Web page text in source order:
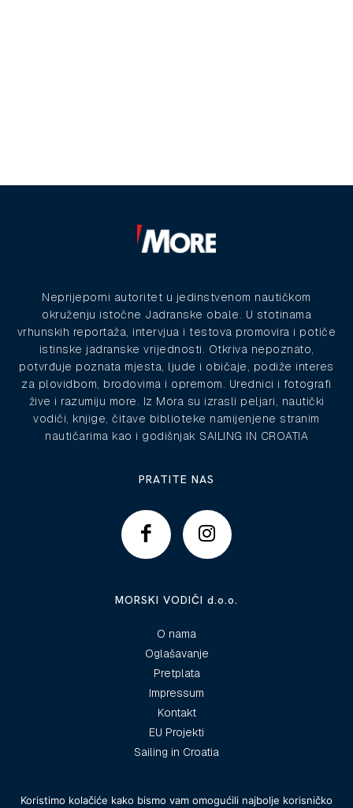
Neprijeporni autoritet u jedinstvenom nautičkom
okruženju istočne Jadranske obale. U stotinama
vrhunskih reportaža, intervjua i testova promovira i potiče
istinske jadranske vrijednosti. Otkriva nepoznato,
potvrđuje poznata mjesta, ljude i običaje, podiže interes
za plovidbom, brodovima i opremom. Urednici i fotografi
žive i razumiju more. Iz Mora su izrasli peljari, nautički
vodiči, knjige, čitave biblioteke namijenjene stranim
nautičarima kao i godišnjak SAILING IN CROATIA
PRATITE NAS
MORSKI VODIČI d.o.o.
O nama
Oglašavanje
Pretplata
Impressum
Kontakt
EU Projekti
Sailing in Croatia
Koristimo kolačiće kako bismo vam omogućili najbolje korisničko